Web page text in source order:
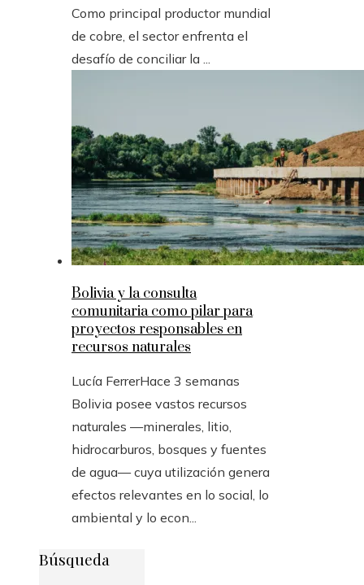
Como principal productor mundial
de cobre, el sector enfrenta el
desafío de conciliar la ...
Bolivia y la consulta
comunitaria como pilar para
proyectos responsables en
recursos naturales
Lucía FerrerHace 3 semanas
Bolivia posee vastos recursos
naturales —minerales, litio,
hidrocarburos, bosques y fuentes
de agua— cuya utilización genera
efectos relevantes en lo social, lo
ambiental y lo econ...
Búsqueda